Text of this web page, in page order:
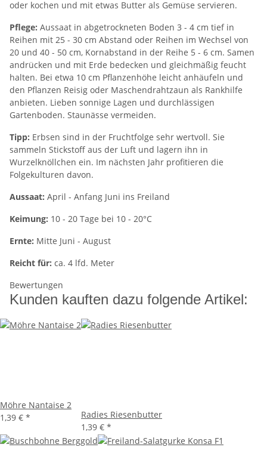
oder kochen und mit etwas Butter als Gemüse servieren.
Pflege: Aussaat in abgetrockneten Boden 3 - 4 cm tief in
Reihen mit 25 - 30 cm Abstand oder Reihen im Wechsel von
20 und 40 - 50 cm, Kornabstand in der Reihe 5 - 6 cm. Samen
andrücken und mit Erde bedecken und gleichmäßig feucht
halten. Bei etwa 10 cm Pflanzenhöhe leicht anhäufeln und
den Pflanzen Reisig oder Maschendrahtzaun als Rankhilfe
anbieten. Lieben sonnige Lagen und durchlässigen
Gartenboden. Staunässe vermeiden.
Tipp: Erbsen sind in der Fruchtfolge sehr wertvoll. Sie
sammeln Stickstoff aus der Luft und lagern ihn in
Wurzelknöllchen ein. Im nächsten Jahr profitieren die
Folgekulturen davon.
Aussaat: April - Anfang Juni ins Freiland
Keimung: 10 - 20 Tage bei 10 - 20°C
Ernte: Mitte Juni - August
Reicht für: ca. 4 lfd. Meter
Bewertungen
Kunden kauften dazu folgende Artikel:
Möhre Nantaise 2
1,39 € *
Radies Riesenbutter
1,39 € *